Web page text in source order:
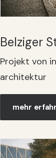
Belziger
Projekt von
architektur
mehr